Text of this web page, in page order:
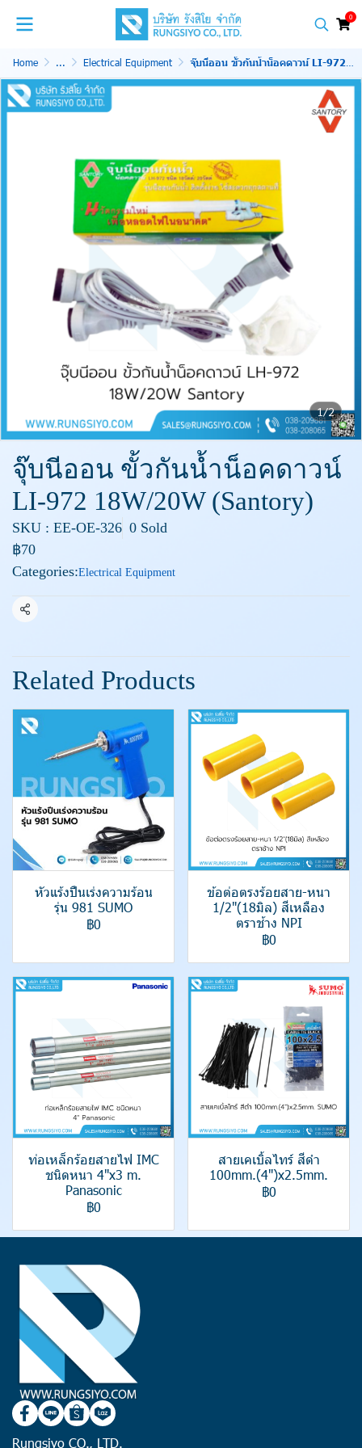
0
Home ... Electrical Equipment จุ๊บนีออน ขั้วกันน้ำน็อคดาวน์ LI-972 18W/20W (Santory)
1/2
จุ๊บนีออน ขั้วกันน้ำน็อคดาวน์
LI-972 18W/20W (Santory)
SKU : EE-OE-326 0 Sold
฿70
Categories:Electrical Equipment
Share
Related Products
หัวแร้งปืนเร่งความร้อน
รุ่น 981 SUMO
฿0
ข้อต่อตรงร้อยสาย-หนา
1/2"(18มิล) สีเหลือง
ตราช้าง NPI
฿0
ท่อเหล็กร้อยสายไฟ IMC
ชนิดหนา 4"x3 m.
Panasonic
฿0
สายเคเบิ้ลไทร์ สีดำ
100mm.(4")x2.5mm.
฿0
Rungsiyo CO., LTD.